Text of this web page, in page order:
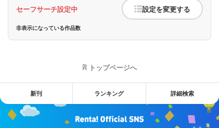
セーフサーチ設定中 設定を変更する
非表示になっている作品数
トップページへ
新刊 ランキング 詳細検索